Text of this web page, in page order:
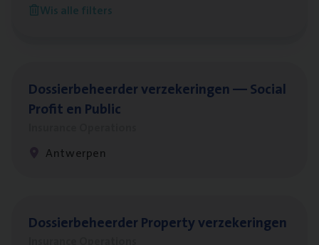
Wis alle filters
Antwerpen
Dos­sier­be­heer­der ver­ze­ke­rin­gen — Soci­al
Pro­fit en Public
Antwerpen
Dos­sier­be­heer­der Pro­per­ty verzekeringen